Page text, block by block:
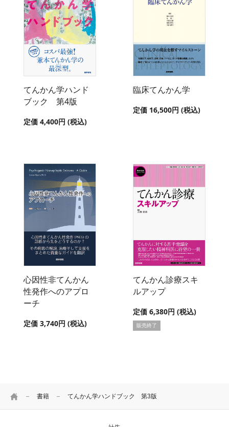
HOME 書籍 てんかん学ハンドブック 第3版
てんかん学ハンド
ブック 第4版
定価 4,400円 (税込)
臨床てんかん学
定価 16,500円 (税込)
心因性非てんかん
性発作へのアプロ
ーチ
定価 3,740円 (税込)
てんかん診療スキ
ルアップ
定価 6,380円 (税込)
販売終了